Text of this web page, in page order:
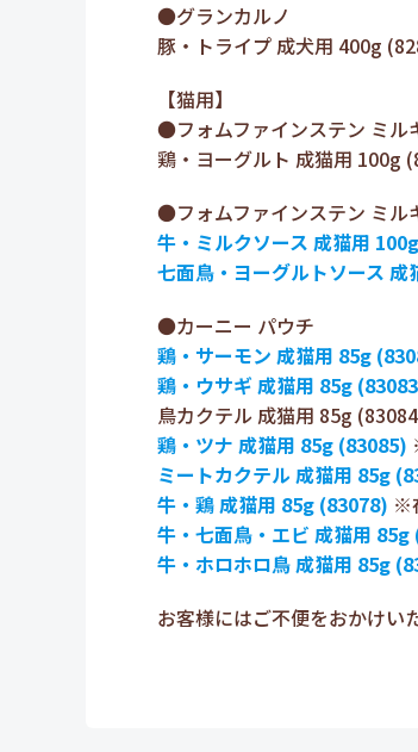
●グランカルノ
豚・トライプ 成犬用 400g
【猫用】
●フォムファインステン ミル
鶏・ヨーグルト 成猫用 100g
●フォムファインステン ミル
牛・ミルクソース 成猫用
七面鳥・ヨーグルトソース
●カーニー パウチ
鶏・サーモン 成猫用 85g
鶏・ウサギ 成猫用 85g
鳥カクテル 成猫用 85g
鶏・ツナ 成猫用 85g (83085)
ミートカクテル 成猫用 85g
牛・鶏 成猫用 85g (83078) ※
牛・七面鳥・エビ 成猫用 85g
牛・ホロホロ鳥 成猫用 85g
お客様にはご不便をおかけい